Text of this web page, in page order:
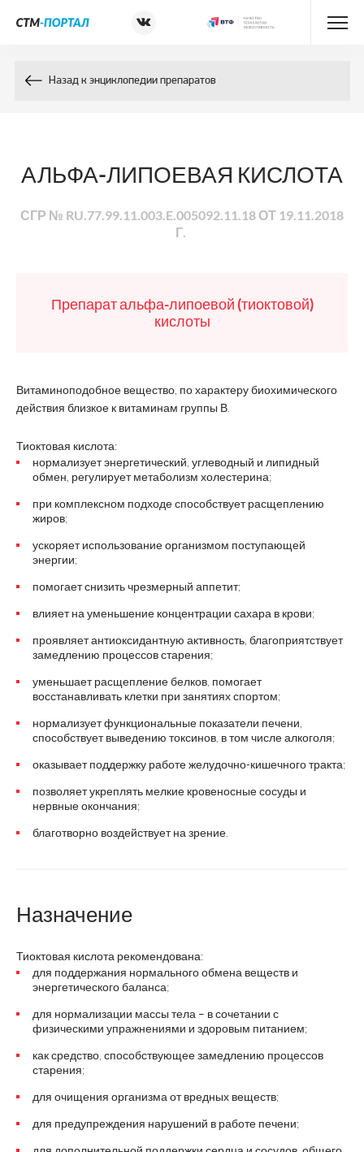
Назад к энциклопедии препаратов
АЛЬФА-ЛИПОЕВАЯ КИСЛОТА
СГР № RU.77.99.11.003.E.005092.11.18 ОТ 19.11.2018
Г.
Препарат альфа-липоевой (тиоктовой)
кислоты
Витаминоподобное вещество, по характеру биохимического
действия близкое к витаминам группы В.
Тиоктовая кислота:
нормализует энергетический, углеводный и липидный
обмен, регулирует метаболизм холестерина;
при комплексном подходе способствует расщеплению
жиров;
ускоряет использование организмом поступающей
энергии;
помогает снизить чрезмерный аппетит;
влияет на уменьшение концентрации сахара в крови;
проявляет антиоксидантную активность, благоприятствует
замедлению процессов старения;
уменьшает расщепление белков, помогает
восстанавливать клетки при занятиях спортом;
нормализует функциональные показатели печени,
способствует выведению токсинов, в том числе алкоголя;
оказывает поддержку работе желудочно-кишечного тракта;
позволяет укреплять мелкие кровеносные сосуды и
нервные окончания;
благотворно воздействует на зрение.
Назначение
Тиоктовая кислота рекомендована:
для поддержания нормального обмена веществ и
энергетического баланса;
для нормализации массы тела – в сочетании с
физическими упражнениями и здоровым питанием;
как средство, способствующее замедлению процессов
старения;
для очищения организма от вредных веществ;
для предупреждения нарушений в работе печени;